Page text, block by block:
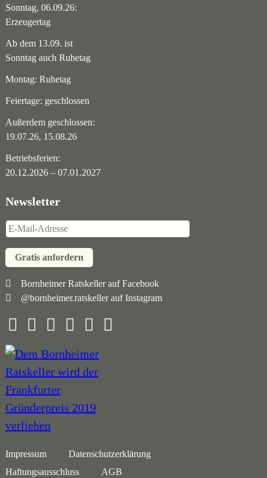
Sonntag, 06.09.26:
Erzeugertag
Ab dem 13.09. ist
Sonntag auch Ruhetag
Montag: Ruhetag
Feiertage: geschlossen
Außerdem geschlossen:
19.07.26, 15.08.26
Betriebsferien:
20.12.2026 – 07.01.2027
Newsletter
Gratis anfordern
Navigation
überspringen
Bornheimer Ratskeller auf Facebook
@bornheimer.ratskeller auf Instagram
Navigation
überspringen
Impressum
Datenschutzerklärung
Haftungsausschluss
AGB